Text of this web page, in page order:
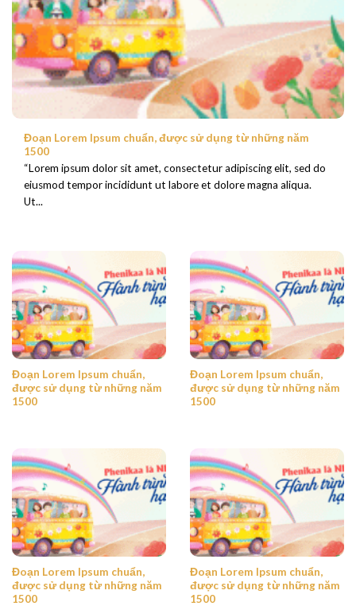
Đoạn Lorem Ipsum chuẩn, được sử dụng từ những năm
1500
“Lorem ipsum dolor sit amet, consectetur adipiscing elit, sed do
eiusmod tempor incididunt ut labore et dolore magna aliqua.
Ut...
Đoạn Lorem Ipsum chuẩn,
được sử dụng từ những năm
1500
Đoạn Lorem Ipsum chuẩn,
được sử dụng từ những năm
1500
Đoạn Lorem Ipsum chuẩn,
được sử dụng từ những năm
1500
Đoạn Lorem Ipsum chuẩn,
được sử dụng từ những năm
1500